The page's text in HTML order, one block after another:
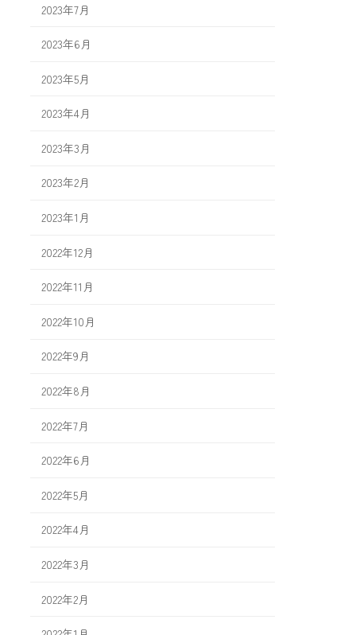
2023年7月
2023年6月
2023年5月
2023年4月
2023年3月
2023年2月
2023年1月
2022年12月
2022年11月
2022年10月
2022年9月
2022年8月
2022年7月
2022年6月
2022年5月
2022年4月
2022年3月
2022年2月